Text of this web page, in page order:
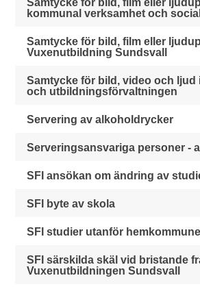
Samtycke för bild, film eller
kommunal verksamhet och
Samtycke för bild, film eller
Vuxenutbildning Sundsvall
Samtycke för bild, video och ljud
och utbildningsförvaltningen
Servering av alkoholdrycker
Serveringsansvariga personer -
SFI ansökan om ändring av
SFI byte av skola
SFI studier utanför
SFI särskilda skäl vid bristande
Vuxenutbildningen Sundsvall